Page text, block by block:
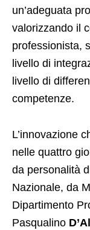
un’adeguata
valorizzando il
professionista,
livello di
livello di
competenze.
L’innovazione
nelle quattro
da personalità
Nazionale, da
Dipartimento
Pasqualino